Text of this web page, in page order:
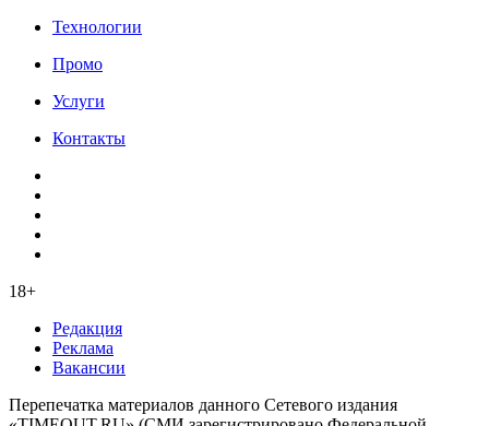
Технологии
Промо
Услуги
Контакты
18+
Редакция
Реклама
Вакансии
Перепечатка материалов данного Сетевого издания